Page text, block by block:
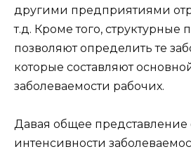
другими предприятиями
т.д. Кроме того, структурные
позволяют определить те
которые составляют
заболеваемости рабочих.
Давая общее представление
интенсивности